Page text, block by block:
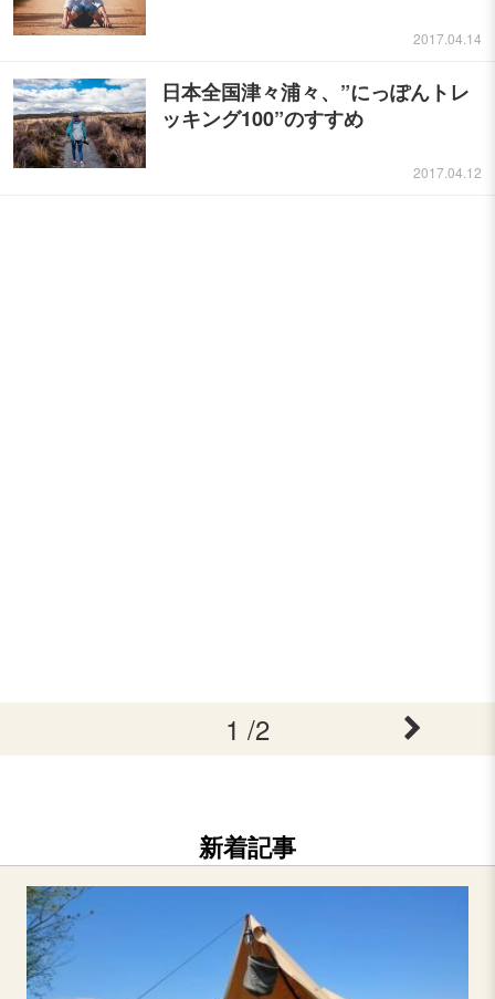
2017.04.14
日本全国津々浦々、”にっぽんトレ
ッキング100”のすすめ
2017.04.12
1 /2
新着記事